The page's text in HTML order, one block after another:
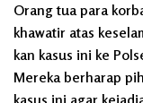
Orang tua para
khawatir atas
kan kasus ini ke
Mereka berharap